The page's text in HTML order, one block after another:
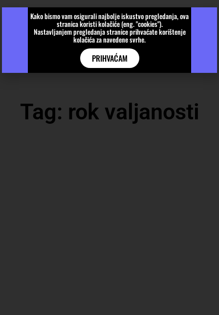
Tag: rok valjanosti
Kako bismo vam osigurali najbolje iskustvo pregledanja, ova
stranica koristi kolačiće (eng. "cookies").
Nastavljanjem pregledanja stranice prihvaćate korištenje
kolačića za navedene svrhe.
PRIHVAĆAM